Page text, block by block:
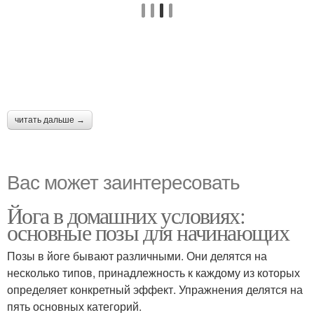
читать дальше →
Вас может заинтересовать
Йога в домашних условиях:
основные позы для начинающих
Позы в йоге бывают различными. Они делятся на
несколько типов, принадлежность к каждому из которых
определяет конкретный эффект. Упражнения делятся на
пять основных категорий.